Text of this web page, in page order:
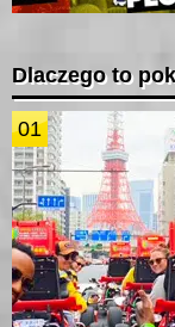
Dlaczego to
01